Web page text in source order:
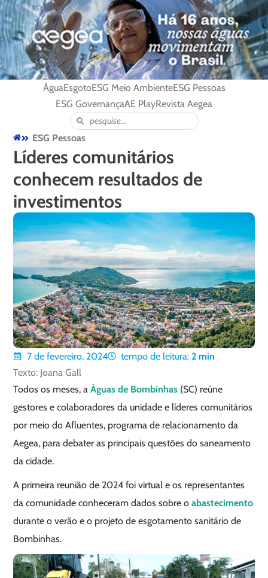
ÁguaEsgotoESG Meio AmbienteESG Pessoas
ESG GovernançaAE PlayRevista Aegea
ESG Pessoas
Líderes comunitários
conhecem resultados de
investimentos
7 de fevereiro, 2024 tempo de leitura: 2 min
Texto: Joana Gall
Todos os meses, aÁguas de Bombinhas (SC) reúne
gestores e colaboradores da unidade e líderes comunitários
por meio do Afluentes, programa de relacionamento da
Aegea, para debater as principais questões do saneamento
da cidade.
A primeira reunião de 2024 foi virtual e os representantes
da comunidade conheceram dados sobre oabastecimento
durante o verão e o projeto de esgotamento sanitário de
Bombinhas.